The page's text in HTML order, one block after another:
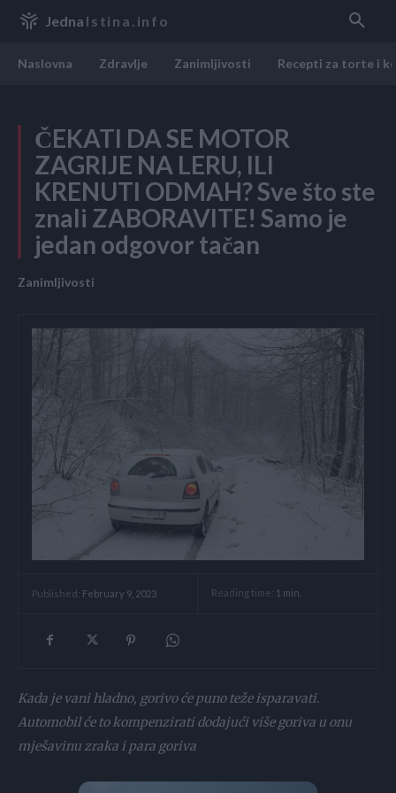
Jedna Istina.info
Naslovna Zdravlje Zanimljivosti Recepti za torte i
ČEKATI DA SE MOTOR
ZAGRIJE NA LERU, ILI
KRENUTI ODMAH? Sve što ste
znali ZABORAVITE! Samo je
jedan odgovor tačan
Zanimljivosti
Published: February 9, 2023 Reading time: 1 min.
Kada je vani hladno, gorivo će puno teže isparavati.
Automobil će to kompenzirati dodajući više goriva u onu
mješavinu zraka i para goriva